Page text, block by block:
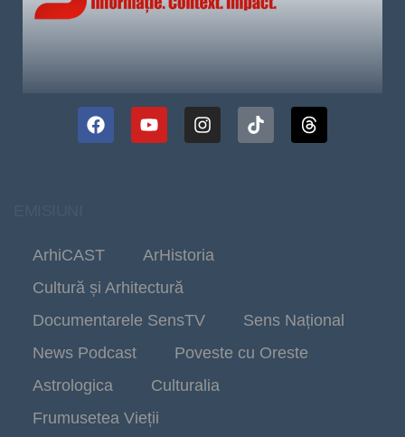
ArhiCAST
ArHistoria
Cultură și Arhitectură
Documentarele SensTV
Sens Național
News Podcast
Poveste cu Oreste
Astrologica
Culturalia
Frumusetea Vieții